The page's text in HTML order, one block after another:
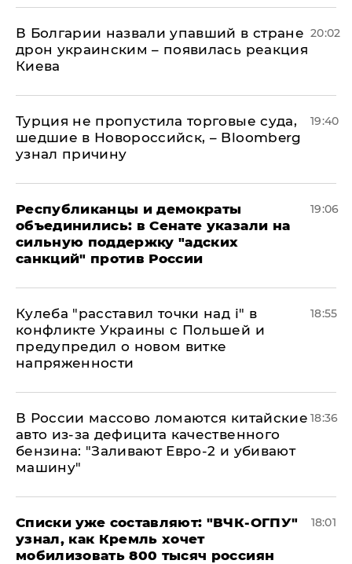
В Болгарии назвали упавший в стране
дрон украинским – появилась реакция
Киева
20:02
Турция не пропустила торговые суда,
шедшие в Новороссийск, – Bloomberg
узнал причину
19:40
Республиканцы и демократы
объединились: в Сенате указали на
сильную поддержку "адских
санкций" против России
19:06
Кулеба "расставил точки над і" в
конфликте Украины с Польшей и
предупредил о новом витке
напряженности
18:55
В России массово ломаются китайские
авто из-за дефицита качественного
бензина: "Заливают Евро-2 и убивают
машину"
18:36
Списки уже составляют: "ВЧК-ОГПУ"
узнал, как Кремль хочет
мобилизовать 800 тысяч россиян
18:01